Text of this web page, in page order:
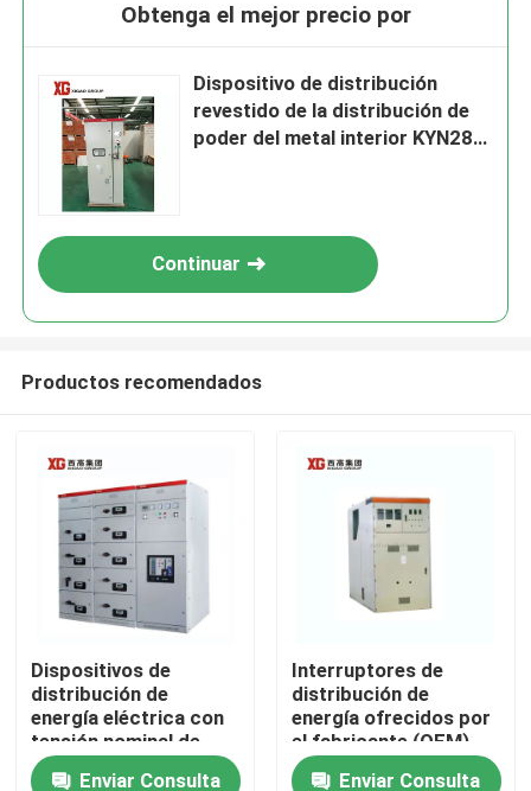
Productos
Sobre nosotros
Obtenga el mejor precio por
Dispositivo de distribución
revestido de la distribución de
poder del metal interior KYN28-
Continuar
Productos recomendados
Dispositivos de
distribución de
energía eléctrica con
tensión nominal de
hasta 17,5 KV
Enviar Consulta
Interruptores de
distribución de
energía ofrecidos por
el fabricante (OEM)
para interruptores de
Enviar Consulta